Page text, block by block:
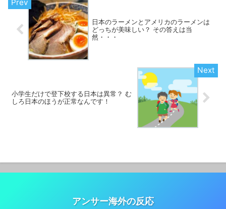
日本のラーメンとアメリカのラーメンは
どっちが美味しい？ その答えは当
然・・・
小学生だけで登下校する日本は異常？ む
しろ日本のほうが正常なんです！
アンサー海外の反応